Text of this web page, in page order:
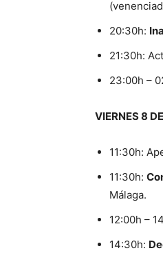
20:30h:
21:30h:
23:00h –
VIERNES 8
11:30h:
11:30h:
Málaga.
12:00h –
14:30h: